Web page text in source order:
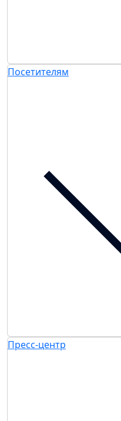
Посетителям
Пресс-центр